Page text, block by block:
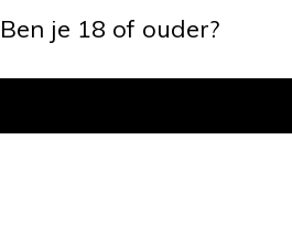
Ben je 18 of ouder?